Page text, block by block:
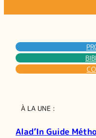
À LA UNE :
Alad’In Guide